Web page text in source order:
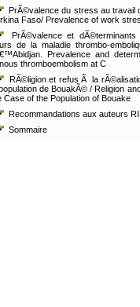
PrÃ©valence du stress au travail
Faso/ Prevalence of work
PrÃ©valence et
de la maladie thrombo-
Prevalence and
thromboembolism at C
RÃ©ligion et refus Ã la
de BouakÃ© / Religion
Case of the Population of Bouake
Recommandations aux auteurs
Sommaire